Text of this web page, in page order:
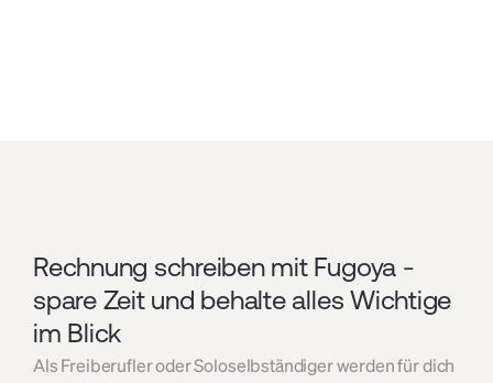
Rechnung schreiben mit Fugoya -
spare Zeit und behalte alles Wichtige
im Blick
Als Freiberufler oder Soloselbständiger werden für dich